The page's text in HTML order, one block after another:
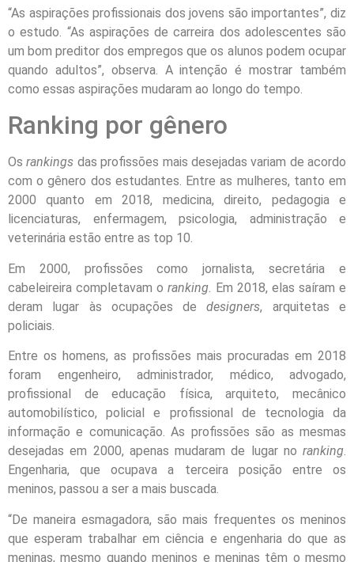
“As aspirações profissionais dos jovens são importantes”, diz
o estudo. “As aspirações de carreira dos adolescentes são
um bom preditor dos empregos que os alunos podem ocupar
quando adultos”, observa. A intenção é mostrar também
como essas aspirações mudaram ao longo do tempo.
Ranking por gênero
Osrankings das profissões mais desejadas variam de acordo
com o gênero dos estudantes. Entre as mulheres, tanto em
2000 quanto em 2018, medicina, direito, pedagogia e
licenciaturas, enfermagem, psicologia, administração e
veterinária estão entre as top 10.
Em 2000, profissões como jornalista, secretária e
cabeleireira completavam oranking . Em 2018, elas saíram e
deram lugar às ocupações dedesigners, arquitetas e
policiais.
Entre os homens, as profissões mais procuradas em 2018
foram engenheiro, administrador, médico, advogado,
profissional de educação física, arquiteto, mecânico
automobilístico, policial e profissional de tecnologia da
informação e comunicação. As profissões são as mesmas
desejadas em 2000, apenas mudaram de lugar no ranking.
Engenharia, que ocupava a terceira posição entre os
meninos, passou a ser a mais buscada.
“De maneira esmagadora, são mais frequentes os meninos
que esperam trabalhar em ciência e engenharia do que as
meninas, mesmo quando meninos e meninas têm o mesmo